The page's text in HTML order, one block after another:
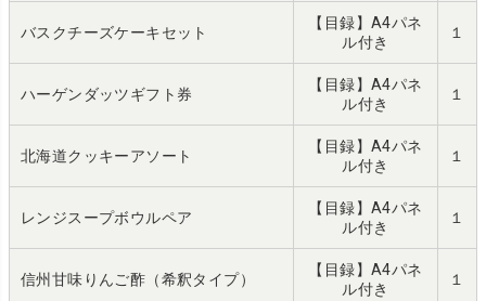
バスクチーズケーキセット
【目録】A4パネ
ル付き
１
ハーゲンダッツギフト券
【目録】A4パネ
ル付き
１
北海道クッキーアソート
【目録】A4パネ
ル付き
１
レンジスープボウルペア
【目録】A4パネ
ル付き
１
信州甘味りんご酢（希釈タイプ）
【目録】A4パネ
ル付き
１